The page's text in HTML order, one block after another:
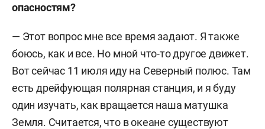
опасностям?
— Этот вопрос мне все время задают. Я также
боюсь, как и все. Но мной что-то другое движет.
Вот сейчас 11 июля иду на Северный полюс. Там
есть дрейфующая полярная станция, и я буду
один изучать, как вращается наша матушка
Земля. Считается, что в океане существуют